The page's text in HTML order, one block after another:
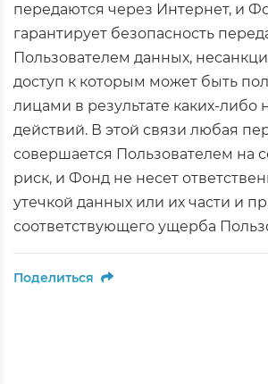
передаются через Интернет, и
гарантирует безопасность
Пользователем данных,
доступ к которым может быть
лицами в результате каких-
действий. В этой связи любая
совершается Пользователем на
риск, и Фонд не несет
утечкой данных или их части и
соответствующего ущерба
Поделиться